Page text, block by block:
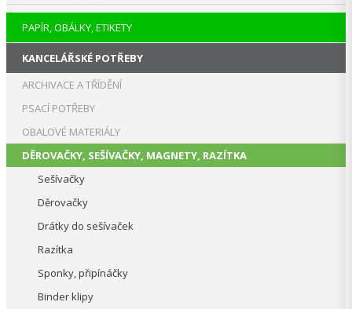
PAPÍR, OBÁLKY, ETIKETY
KANCELÁŘSKÉ POTŘEBY
ARCHIVACE A TŘÍDĚNÍ
PSACÍ POTŘEBY
OBALOVÉ MATERIÁLY
DĚROVAČKY, SEŠÍVAČKY, MAGNETY, RAZÍTKA
Sešívačky
Děrovačky
Drátky do sešívaček
Razítka
Sponky, připínáčky
Binder klipy